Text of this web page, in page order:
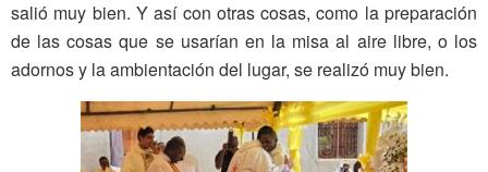
salió muy bien. Y así con otras cosas, como la preparación
de las cosas que se usarían en la misa al aire libre, o los
adornos y la ambientación del lugar, se realizó muy bien.